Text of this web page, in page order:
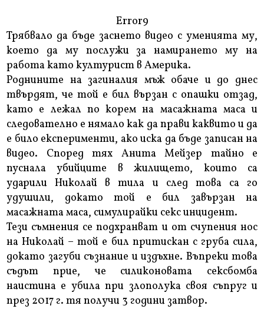
Error9
Трябвало да бъде заснето видео с уменията му,
което да му послужи за намирането му на
работа като културист в Америка.
Роднините на загиналия мъж обаче и до днес
твърдят, че той е бил вързан с опашки отзад,
като е лежал по корем на масажната маса и
следователно е нямало как да прави каквито и да
е било експерименти, ако иска да бъде записан на
видео. Според тях Анита Мейзер тайно е
пуснала убийците в жилището, които са
ударили Николай в тила и след това са го
удушили, докато той е бил завързан на
масажната маса, симулирайки секс инцидент.
Тези съмнения се подхранват и от счупения нос
на Николай – той е бил притискан с груба сила,
докато загуби съзнание и издъхне. Въпреки това
съдът прие, че силиконовата сексбомба
наистина е убила при злополука своя съпруг и
през 2017 г. тя получи 3 години затвор.